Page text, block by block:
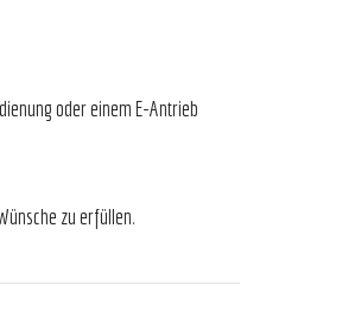
oder einem E-Antrieb
zu erfüllen.